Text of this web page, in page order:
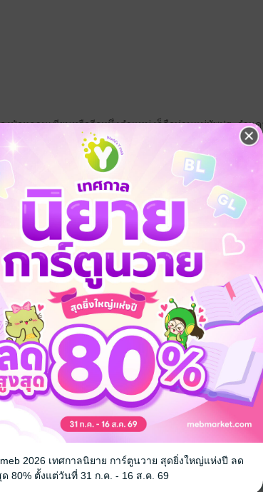
งป๋อหลวนเซียนหรืออีกหนึ่งตำแหน่งก็คือท่านแม่ทัพประจำแ
วของฮองเฮาตู๋กูม่านถัวอีกหนึ่ง
ของท่านผู้เฒ่าประจำเผ่าตู๋กู โดยที่มีครอบครัวเดินทางมา
ที่โดดเดี่ยวมากนัก
านเทพธิดาดวงตาสวรรค์รุ่นต่อไปในทันที แต่ว่าชะตากรรม
ำแหน่งนี้จริงหรือไม่ อนาคตเท่านั้นคือคำตอบที่แท้จริง
ยุค/พีเรียด แอบรัก
2026 เทศกาลนิยาย การ์ตูนวาย สุดยิ่งใหญ่แห่งปี ลด
80% ตั้งแต่วันที่ 31 ก.ค. - 16 ส.ค. 69